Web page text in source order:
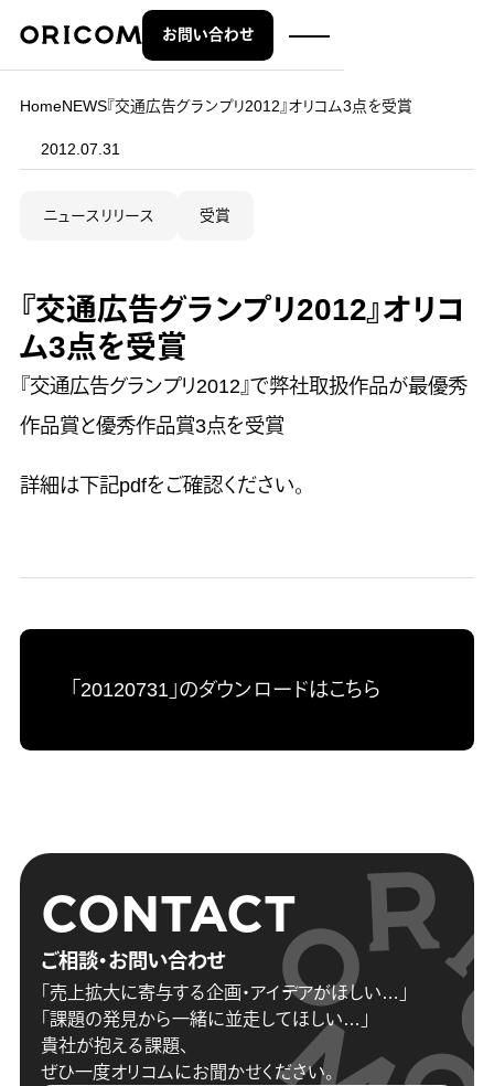
株式会社オリコム ORICOM CO.,LTD.
お問い合わせ
HomeNEWS『交通広告グランプリ2012』オリコム3点を受賞
2012.07.31
ニュースリリース 受賞
『交通広告グランプリ2012』オリコ
ム3点を受賞
『交通広告グランプリ2012』で弊社取扱作品が最優秀
作品賞と優秀作品賞3点を受賞
詳細は下記pdfをご確認ください。
「20120731」のダウンロードはこちら
ご相談・お問い合わせ
CONTACT
「売上拡大に寄与する企画・アイデアがほしい…」
「課題の発見から一緒に並走してほしい…」
貴社が抱える課題、
ぜひ一度オリコムにお聞かせください。